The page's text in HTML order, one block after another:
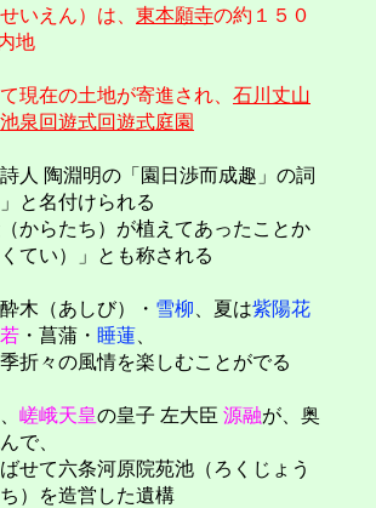
いえん）は、 東本願寺の約１５０
地
現在の土地が寄進され、 石川丈山
池泉回遊式回遊式庭園
人 陶淵明の「園日渉而成趣」の詞
と名付けられる
からたち）が植えてあったことか
てい）」とも称される
酔木（あしび）・ 雪柳 、夏は紫陽花
・菖蒲・ 睡蓮
折々の風情を楽しむことがでる
嵯峨天皇の皇子 左大臣 源融が、奥
で、
せて六条河原院苑池（ろくじょう
）を造営した遺構